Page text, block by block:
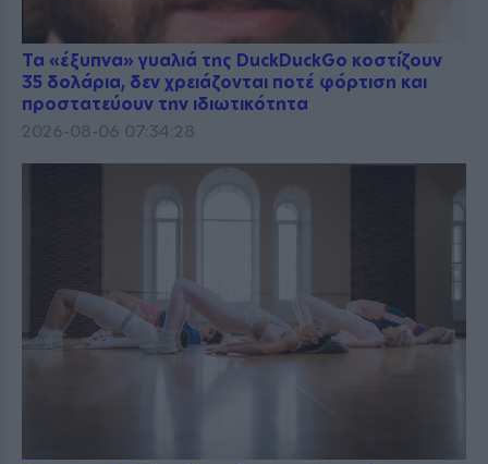
Τα «έξυπνα» γυαλιά της DuckDuckGo κοστίζουν
35 δολάρια, δεν χρειάζονται ποτέ φόρτιση και
προστατεύουν την ιδιωτικότητα
2026-08-06 07:34:28